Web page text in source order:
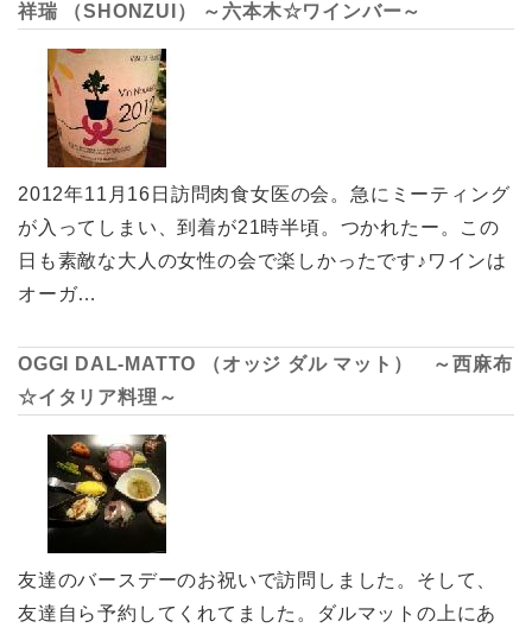
祥瑞 （SHONZUI） ～六本木☆ワインバー～
2012年11月16日訪問肉食女医の会。急にミーティング
が入ってしまい、到着が21時半頃。つかれたー。この
日も素敵な大人の女性の会で楽しかったです♪ワインは
オーガ…
OGGI DAL-MATTO （オッジ ダル マット） ～西麻布
☆イタリア料理～
友達のバースデーのお祝いで訪問しました。そして、
友達自ら予約してくれてました。ダルマットの上にあ